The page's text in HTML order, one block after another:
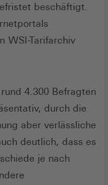
beschäftigt.
WSI-Tarifarchiv
4.300 Befragten
durch die
aber verlässliche
deutlich, dass es
je nach